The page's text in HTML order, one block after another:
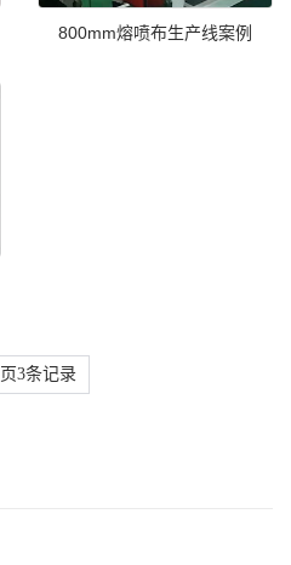
800mm熔喷布生产线案例
页3条记录